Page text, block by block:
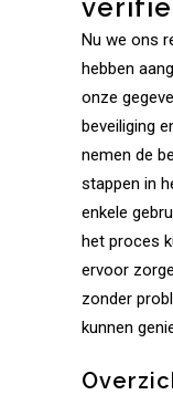
Nu we ons
hebben
onze
beveiliging
nemen de
stappen in
enkele
het proces
ervoor
zonder
kunnen